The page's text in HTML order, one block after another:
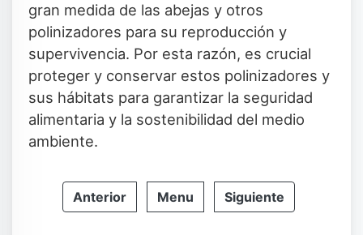
gran medida de las abejas y otros
polinizadores para su reproducción y
supervivencia. Por esta razón, es crucial
proteger y conservar estos polinizadores y
sus hábitats para garantizar la seguridad
alimentaria y la sostenibilidad del medio
ambiente.
Anterior Menu Siguiente